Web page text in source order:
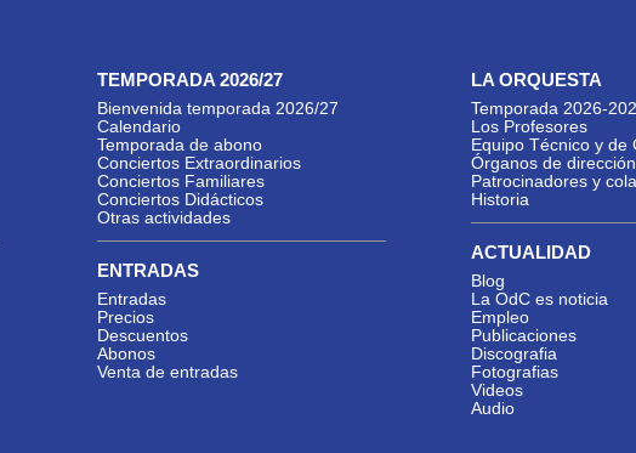
TEMPORADA 2026/27
Bienvenida temporada 2026/27
Calendario
Temporada de abono
Conciertos Extraordinarios
Conciertos Familiares
Conciertos Didácticos
Otras actividades
ENTRADAS
Entradas
Precios
Descuentos
Abonos
Venta de entradas
LA ORQUESTA
Temporada 2026-
Los Profesores
Equipo Técnico y de
Órganos de dirección
Patrocinadores y
Historia
ACTUALIDAD
Blog
La OdC es noticia
Empleo
Publicaciones
Discografia
Fotografias
Videos
Audio